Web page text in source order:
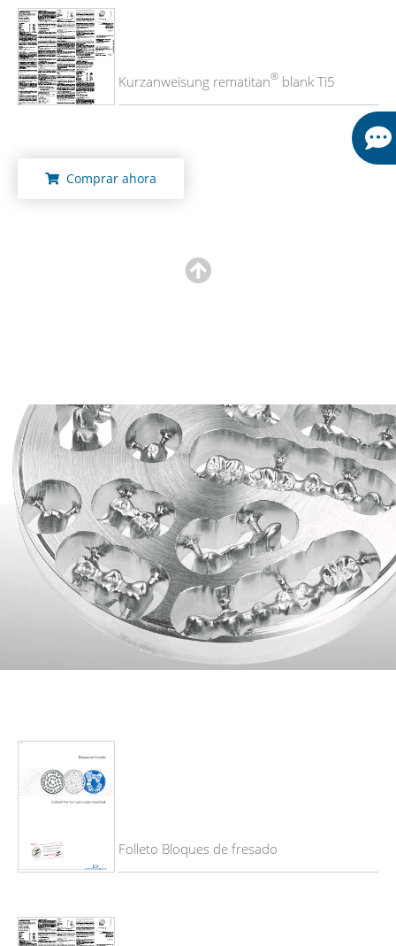
Kurzanweisung rematitan® blank Ti5
Comprar ahora
Folleto Bloques de fresado